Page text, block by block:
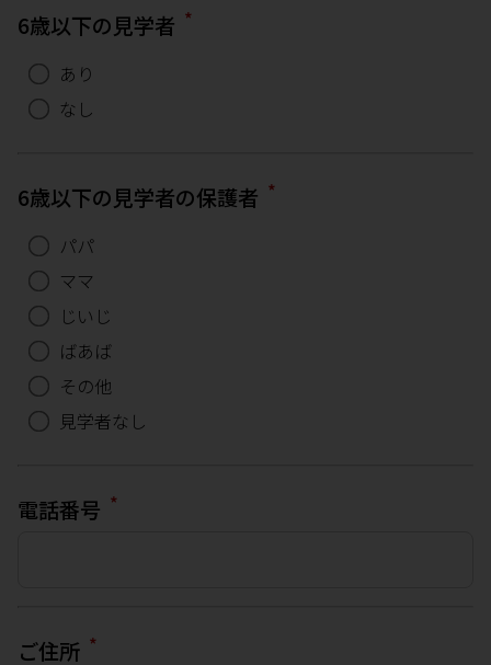
6歳以下の見学者 *
あり
なし
6歳以下の見学者の保護者 *
パパ
ママ
じいじ
ばあば
その他
見学者なし
電話番号 *
ご住所 *